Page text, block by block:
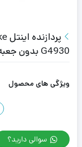
G4930 بدون جعبه
ویژگی های محصول
سوالی دارید؟